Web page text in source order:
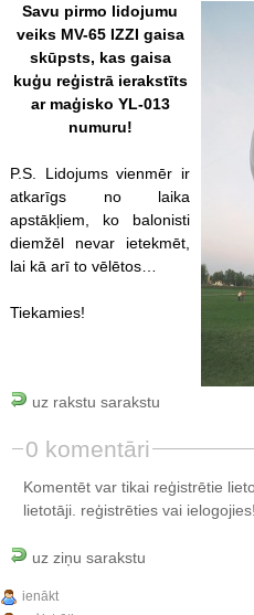
Savu pirmo lidojumu
veiks MV-65 IZZI gaisa
skūpsts, kas gaisa
kuģu reģistrā ierakstīts
ar maģisko YL-013
numuru!
P.S. Lidojums vienmēr ir
atkarīgs no laika
apstākļiem, ko balonisti
diemžēl nevar ietekmēt,
lai kā arī to vēlētos…
Tiekamies!
uz rakstu sarakstu
0 komentāri
Komentēt var tikai reģistrētie
lietotāji. reģistrētiesvai ielogojies!
uz ziņu sarakstu
ienākt